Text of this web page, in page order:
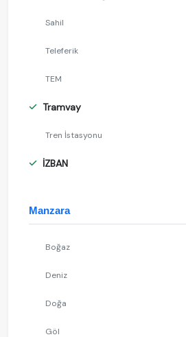
Sahil
Teleferik
TEM
Tramvay
Tren İstasyonu
İZBAN
Manzara
Boğaz
Deniz
Doğa
Göl